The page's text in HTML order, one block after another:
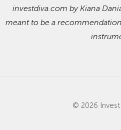
investdiva.com by Kiana
meant to be a
© 2026 Invest